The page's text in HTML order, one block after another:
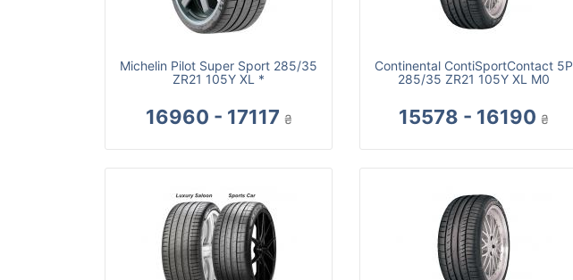
Michelin Pilot Super Sport 285/35
ZR21 105Y XL *
16960 - 17117 ₴
Continental ContiSportContact 5P
285/35 ZR21 105Y XL M0
15578 - 16190 ₴